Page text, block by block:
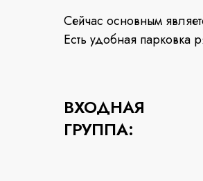
Сейчас основным
Есть удобная парковка
ВХОДНАЯ
ГРУППА: